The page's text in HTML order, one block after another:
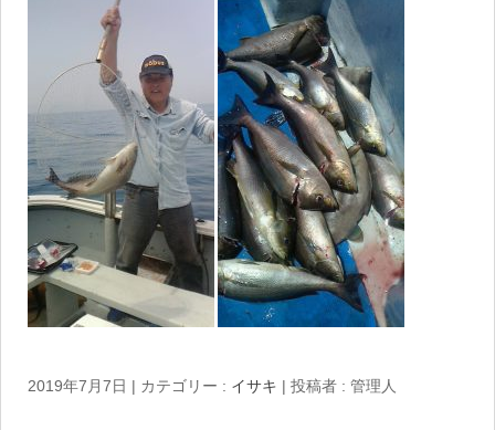
2019年7月7日 | カテゴリー : イサキ |投稿者 : 管理人